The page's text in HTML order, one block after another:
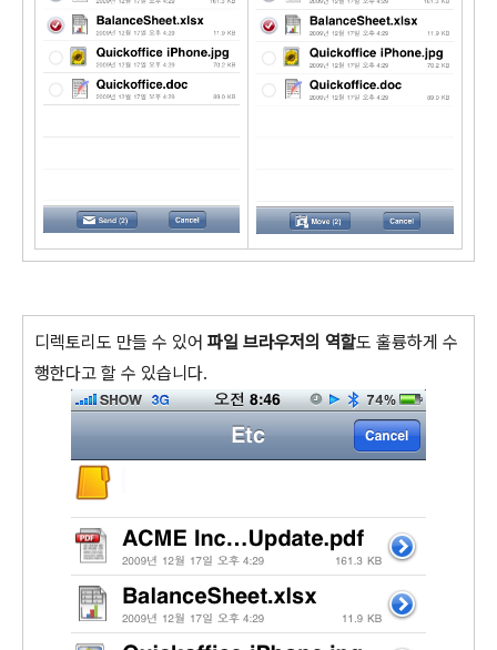
디렉토리도 만들 수 있어 파일 브라우저의 역할도 훌륭하게 수
행한다고 할 수 있습니다.